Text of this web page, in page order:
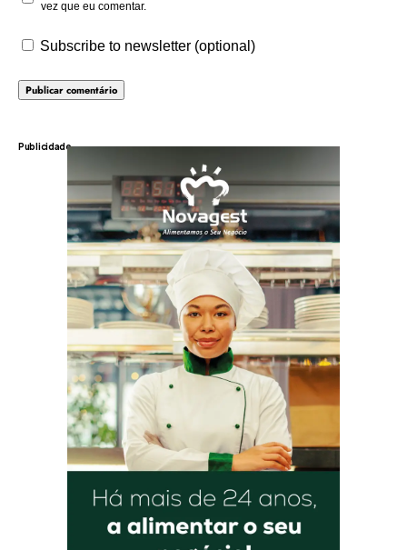
Publicidade
vez que eu comentar.
Subscribe to newsletter (optional)